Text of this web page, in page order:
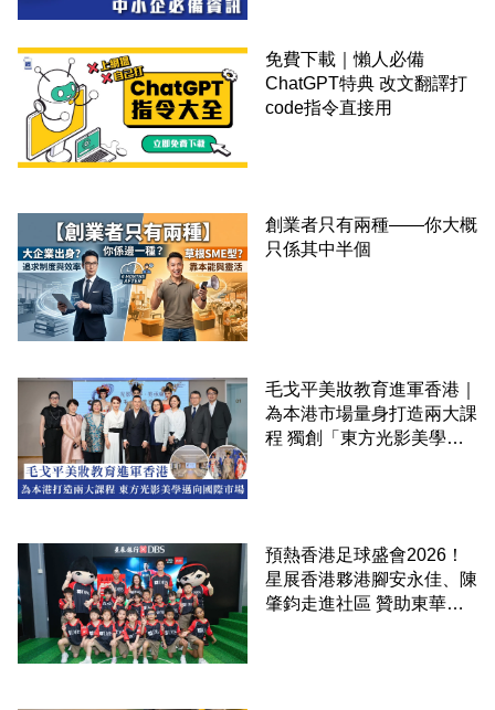
免費下載｜懶人必備
ChatGPT特典 改文翻譯打
code指令直接用
創業者只有兩種——你大概
只係其中半個
毛戈平美妝教育進軍香港｜
為本港市場量身打造兩大課
程 獨創「東方光影美學」
預熱香港足球盛會2026！
星展香港夥港腳安永佳、陳
肇鈞走進社區 贊助東華三